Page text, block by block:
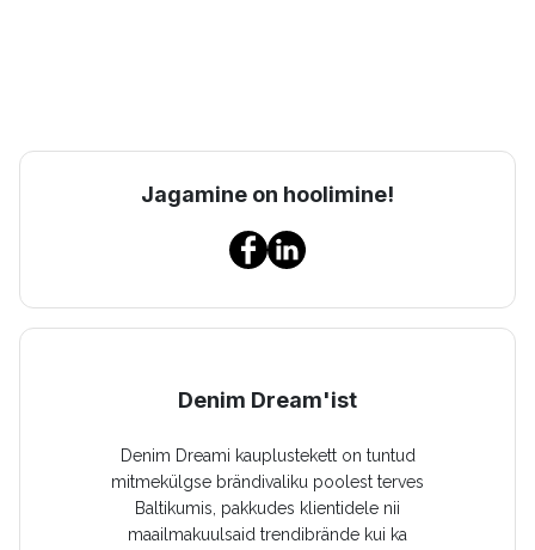
Jagamine on hoolimine!
Denim Dream'ist
Denim Dreami kauplustekett on tuntud
mitmekülgse brändivaliku poolest terves
Baltikumis, pakkudes klientidele nii
maailmakuulsaid trendibrände kui ka